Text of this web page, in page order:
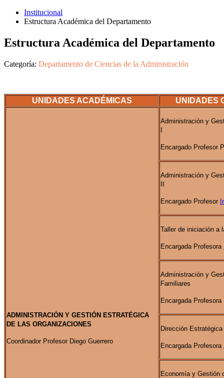
Institucional
Estructura Académica del Departamento
Estructura Académica del Departamento
Categoría: Departamento de Ciencias de la Administración
UNIDADES ACADÉMICAS UNIDADES
ADMINISTRACIÓN Y GESTIÓN ESTRATÉGICA
DE LAS ORGANIZACIONES
Coordinador Profesor Diego Guerrero
Administración y
I
Encargado Profesor
Administración y
II
Encargado Profesor
Taller de iniciación a
Encargada Profesora
Administración y
Familiares
Encargada
Dirección
Encargada Profesora
Economía y Gestión